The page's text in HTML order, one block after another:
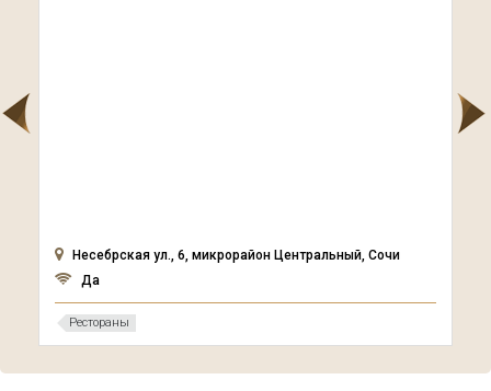
Несебрская ул., 6, микрорайон Центральный, Сочи
Да
Рестораны